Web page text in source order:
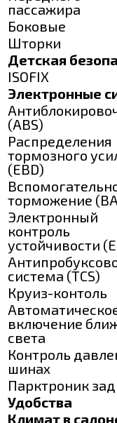
пассажира
Боковые
Шторки
Детская
ISOFIX
Электронные
(ABS)
Распределения
тормозного
(EBD)
торможение
Электронный
контроль
устойчивости
система (TCS)
Круиз-контоль
включение
света
Контроль
шинах
Парктроник
Удобства
Климат в